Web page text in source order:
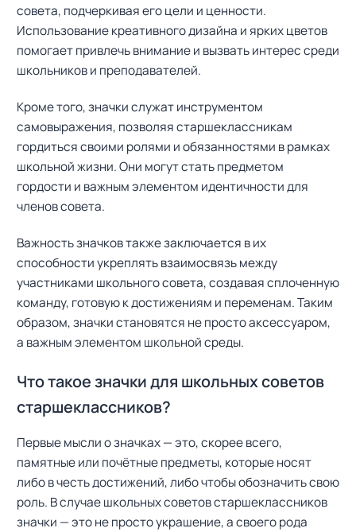
совета, подчеркивая его цели и ценности.
Использование креативного дизайна и ярких цветов
помогает привлечь внимание и вызвать интерес среди
школьников и преподавателей.
Кроме того, значки служат инструментом
самовыражения, позволяя старшеклассникам
гордиться своими ролями и обязанностями в рамках
школьной жизни. Они могут стать предметом
гордости и важным элементом идентичности для
членов совета.
Важность значков также заключается в их
способности укреплять взаимосвязь между
участниками школьного совета, создавая сплоченную
команду, готовую к достижениям и переменам. Таким
образом, значки становятся не просто аксессуаром,
а важным элементом школьной среды.
Что такое значки для школьных советов
старшеклассников?
Первые мысли о значках — это, скорее всего,
памятные или почётные предметы, которые носят
либо в честь достижений, либо чтобы обозначить свою
роль. В случае школьных советов старшеклассников
значки — это не просто украшение, а своего рода